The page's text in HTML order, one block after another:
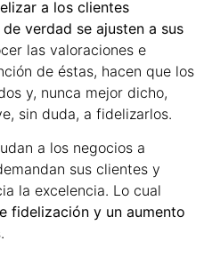
a los clientes
verdad se ajusten a sus
las valoraciones e
de éstas, hacen que los
y, nunca mejor dicho,
sin duda, a fidelizarlos.
a los negocios a
sus clientes y
la excelencia. Lo cual
fidelización y un aumento